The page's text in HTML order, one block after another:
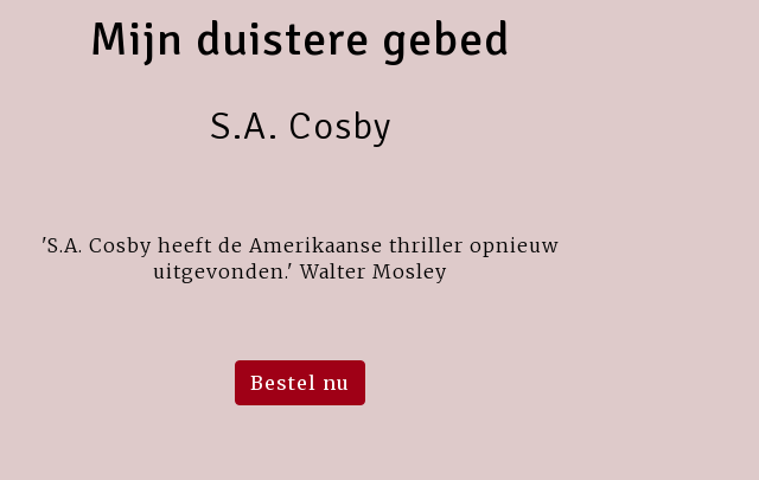
Mijn duistere gebed
S.A. Cosby
'S.A. Cosby heeft de Amerikaanse thriller opnieuw
uitgevonden.' Walter Mosley
Bestel nu